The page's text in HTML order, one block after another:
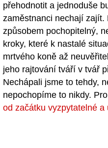
přehodnotit a jednoduše
zaměstnanci nechají zajít.
způsobem pochopitelný,
kroky, které k nastalé
mrtvého koně až
jeho rajtování tváří v tvář
Nechápali jsme to tehdy,
nepochopíme to nikdy.
od začátku vyzpytatelné a